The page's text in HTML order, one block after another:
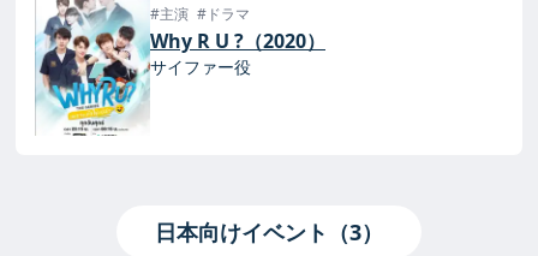
#主演 #ドラマ
Why R U ?（2020）
サイファー役
日本向けイベント（3）